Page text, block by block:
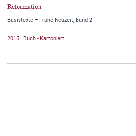
Reformation
Basistexte – Frühe Neuzeit, Band 2
2015 | Buch - Kartoniert